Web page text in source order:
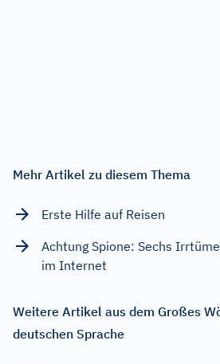
Mehr Artikel zu diesem Thema
Erste Hilfe auf Reisen
Achtung Spione: Sechs
im Internet
Weitere Artikel aus dem Großes
deutschen Sprache